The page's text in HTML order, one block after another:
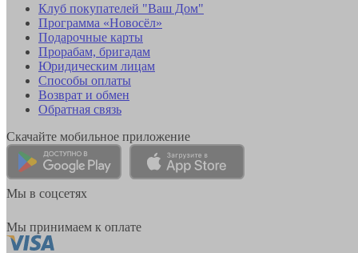
Клуб покупателей "Ваш Дом"
Программа «Новосёл»
Подарочные карты
Прорабам, бригадам
Юридическим лицам
Способы оплаты
Возврат и обмен
Обратная связь
Скачайте мобильное приложение
Мы в соцсетях
Мы принимаем к оплате